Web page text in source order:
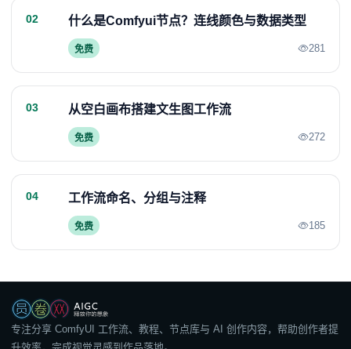
02 什么是Comfyui节点？连线颜色与数据类型
免费 281
03 从空白画布搭建文生图工作流
免费 272
04 工作流命名、分组与注释
免费 185
专注分享 ComfyUI 工作流、教程、节点库与 AI 创作内容，帮助创作者提